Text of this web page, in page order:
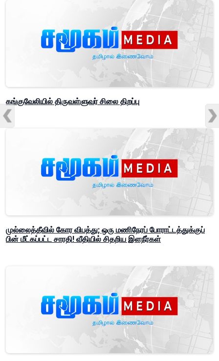
கங்குவேலியில் திருவள்ளுவர் சிலை திறப்பு
முல்லைத்தீவில் கோர விபத்து; ஒரு மணிநேரப் போராட்டத்துக்குப்
பின் மீட்கப்பட்ட சாரதி! வீதியில் சிதறிய இளநீர்கள்